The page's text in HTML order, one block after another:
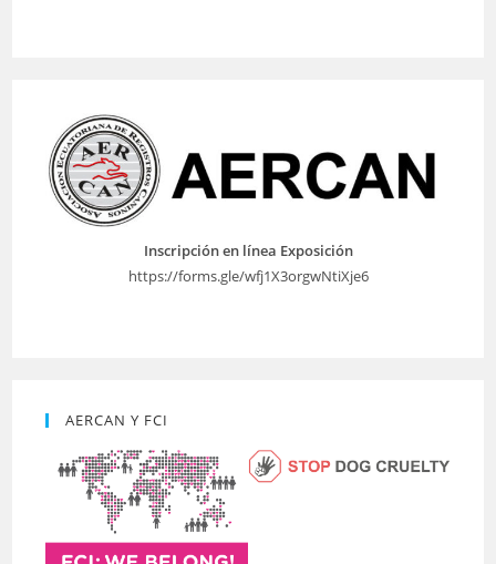
Inscripción en línea Exposición
https://forms.gle/wfj1X3orgwNtiXje6
AERCAN Y FCI